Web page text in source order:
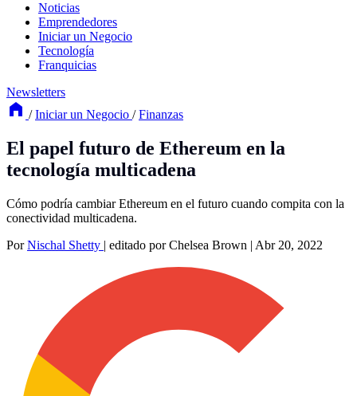
Noticias
Emprendedores
Iniciar un Negocio
Tecnología
Franquicias
Newsletters
/ Iniciar un Negocio / Finanzas
El papel futuro de Ethereum en la
tecnología multicadena
Cómo podría cambiar Ethereum en el futuro cuando compita con la
conectividad multicadena.
PorNischal Shetty | editado por Chelsea Brown | Abr 20, 2022